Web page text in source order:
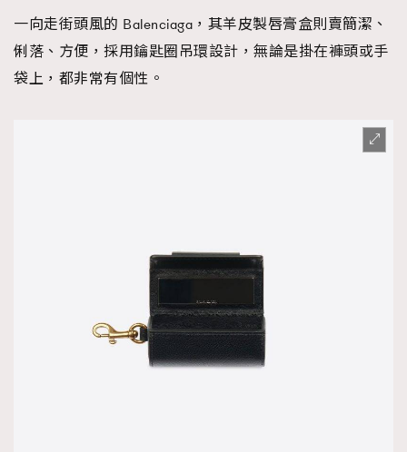
一向走街頭風的 Balenciaga，其羊皮製唇膏盒則賣簡潔、
俐落、方便，採用鑰匙圈吊環設計，無論是掛在褲頭或手
袋上，都非常有個性。